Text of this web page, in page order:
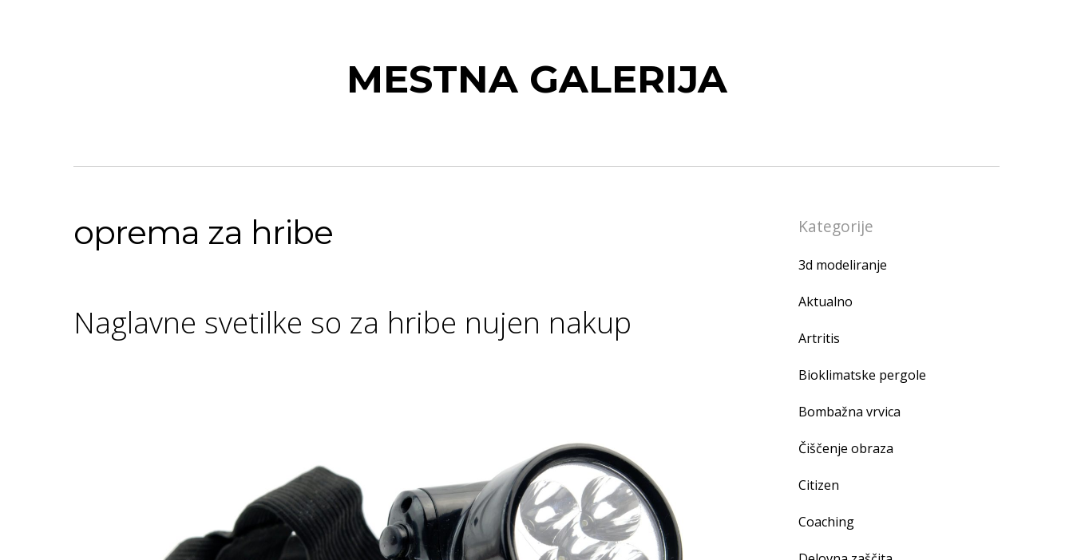
MESTNA GALERIJA
oprema za hribe
Naglavne svetilke so za hribe nujen nakup
Kategorije
3d modeliranje
Aktualno
Artritis
Bioklimatske pergole
Bombažna vrvica
Čiščenje obraza
Citizen
Coaching